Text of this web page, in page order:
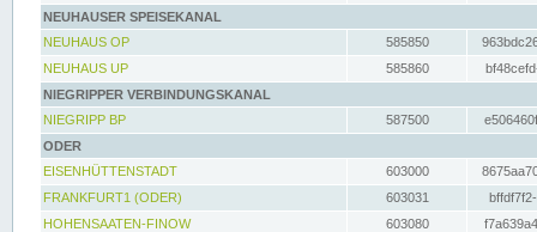
NEUHAUSER SPEISEKANAL
NEUHAUS OP
585850
NEUHAUS UP
585860
NIEGRIPPER VERBINDUNGSKANAL
NIEGRIPP BP
587500
ODER
EISENHÜTTENSTADT
603000
FRANKFURT1 (ODER)
603031
HOHENSAATEN-FINOW
603080